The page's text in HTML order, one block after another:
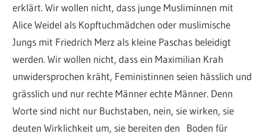
erklärt. Wir wollen nicht, dass junge Musliminnen mit
Alice Weidel als Kopftuchmädchen oder muslimische
Jungs mit Friedrich Merz als kleine Paschas beleidigt
werden. Wir wollen nicht, dass ein Maximilian Krah
unwidersprochen kräht, Feministinnen seien hässlich und
grässlich und nur rechte Männer echte Männer. Denn
Worte sind nicht nur Buchstaben, nein, sie wirken, sie
deuten Wirklichkeit um, sie bereiten den Boden für